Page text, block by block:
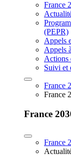
France
(PEPR)
Appels
Appels
Actions
Suivi et
France
France
France
France